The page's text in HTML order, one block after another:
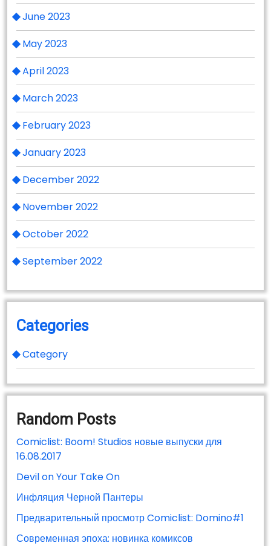
June 2023
May 2023
April 2023
March 2023
February 2023
January 2023
December 2022
November 2022
October 2022
September 2022
Categories
Category
Random Posts
Comiclist: Boom! Studios новые выпуски для
16.08.2017
Devil on Your Take On
Инфляция Черной Пантеры
Предварительный просмотр Comiclist: Domino#1
Современная эпоха: новинка комиксов